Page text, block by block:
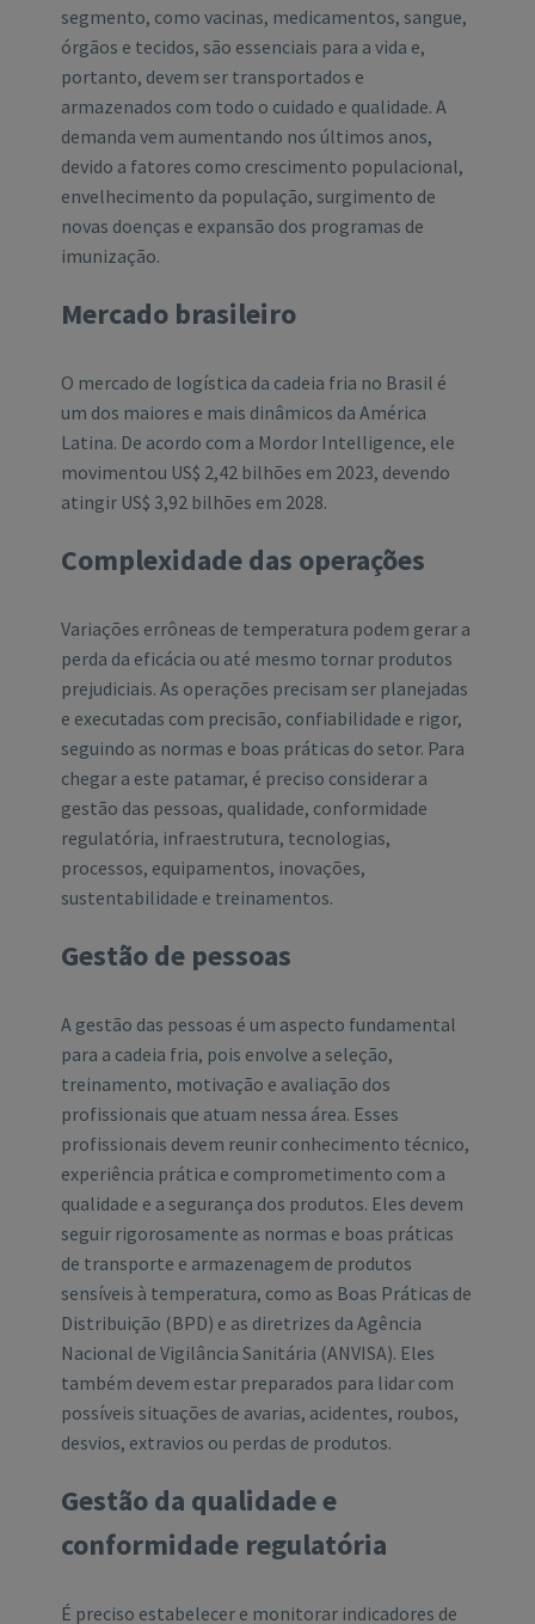
segmento, como vacinas, medicamentos, sangue,
órgãos e tecidos, são essenciais para a vida e,
portanto, devem ser transportados e
armazenados com todo o cuidado e qualidade. A
demanda vem aumentando nos últimos anos,
devido a fatores como crescimento populacional,
envelhecimento da população, surgimento de
novas doenças e expansão dos programas de
imunização.
Mercado brasileiro
O mercado de logística da cadeia fria no Brasil é
um dos maiores e mais dinâmicos da América
Latina. De acordo com a Mordor Intelligence, ele
movimentou US$ 2,42 bilhões em 2023, devendo
atingir US$ 3,92 bilhões em 2028.
Complexidade das operações
Variações errôneas de temperatura podem gerar a
perda da eficácia ou até mesmo tornar produtos
prejudiciais. As operações precisam ser planejadas
e executadas com precisão, confiabilidade e rigor,
seguindo as normas e boas práticas do setor. Para
chegar a este patamar, é preciso considerar a
gestão das pessoas, qualidade, conformidade
regulatória, infraestrutura, tecnologias,
processos, equipamentos, inovações,
sustentabilidade e treinamentos.
Gestão de pessoas
A gestão das pessoas é um aspecto fundamental
para a cadeia fria, pois envolve a seleção,
treinamento, motivação e avaliação dos
profissionais que atuam nessa área. Esses
profissionais devem reunir conhecimento técnico,
experiência prática e comprometimento com a
qualidade e a segurança dos produtos. Eles devem
seguir rigorosamente as normas e boas práticas
de transporte e armazenagem de produtos
sensíveis à temperatura, como as Boas Práticas de
Distribuição (BPD) e as diretrizes da Agência
Nacional de Vigilância Sanitária (ANVISA). Eles
também devem estar preparados para lidar com
possíveis situações de avarias, acidentes, roubos,
desvios, extravios ou perdas de produtos.
Gestão da qualidade e
conformidade regulatória
É preciso estabelecer e monitorar indicadores de